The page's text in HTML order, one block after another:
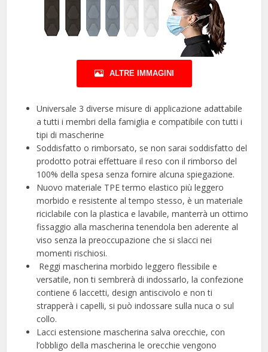
ALTRE IMMAGINI
Universale 3 diverse misure di applicazione adattabile
a tutti i membri della famiglia e compatibile con tutti i
tipi di mascherine
Soddisfatto o rimborsato, se non sarai soddisfatto del
prodotto potrai effettuare il reso con il rimborso del
100% della spesa senza fornire alcuna spiegazione.
Nuovo materiale TPE termo elastico più leggero
morbido e resistente al tempo stesso, è un materiale
riciclabile con la plastica e lavabile, manterrà un ottimo
fissaggio alla mascherina tenendola ben aderente al
viso senza la preoccupazione che si slacci nei
momenti rischiosi.
️ Reggi mascherina morbido leggero flessibile e
versatile, non ti sembrerà di indossarlo, la confezione
contiene 6 laccetti, design antiscivolo e non ti
strapperà i capelli, si può indossare sulla nuca o sul
collo.
Lacci estensione mascherina salva orecchie, con
l’obbligo della mascherina le orecchie vengono